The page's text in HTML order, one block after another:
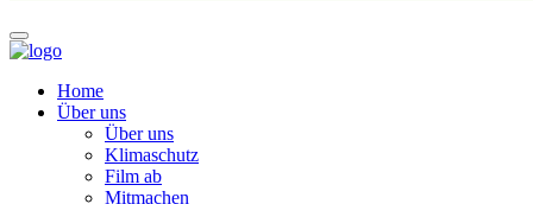
Home
Über uns
Über uns
Klimaschutz
Film ab
Mitmachen